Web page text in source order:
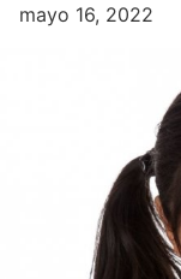
mayo 16, 2022